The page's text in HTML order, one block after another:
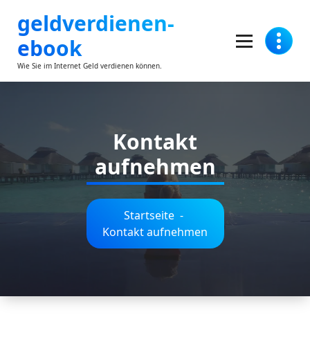
Inhalt
springen
geldverdienen-
ebook
Wie Sie im Internet Geld verdienen können.
Kontakt
aufnehmen
Startseite -
Kontakt aufnehmen